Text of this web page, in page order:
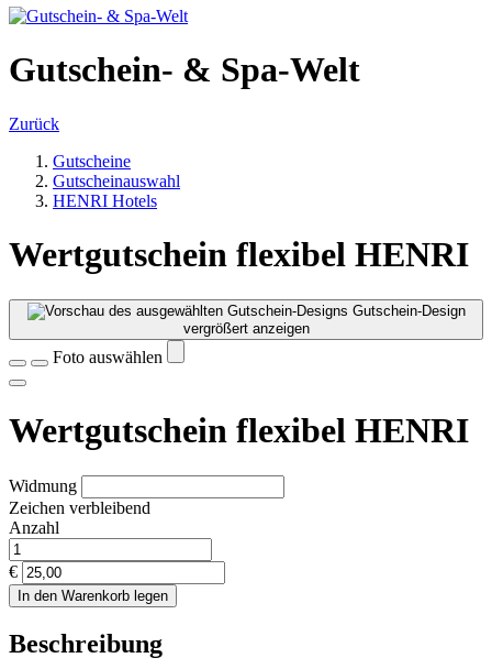
Gutschein- & Spa-Welt
Zurück
Gutscheine
Gutscheinauswahl
HENRI Hotels
Wertgutschein flexibel HENRI
Gutschein-Design
vergrößert anzeigen
Foto auswählen
Wertgutschein flexibel HENRI
Widmung
Zeichen verbleibend
Anzahl
€
In den Warenkorb legen
Beschreibung